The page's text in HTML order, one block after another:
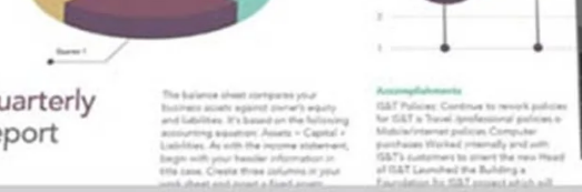
bị công nghệIPS(In-Plane Switching), cho khả
rộng. Công nghệ IPS giúp màu sắc của màn
độ khác nhau. Đây là một ưu điểm vô cùng quan
những người yêu thích xem phim, vì nó đảm bảo
tình huống.